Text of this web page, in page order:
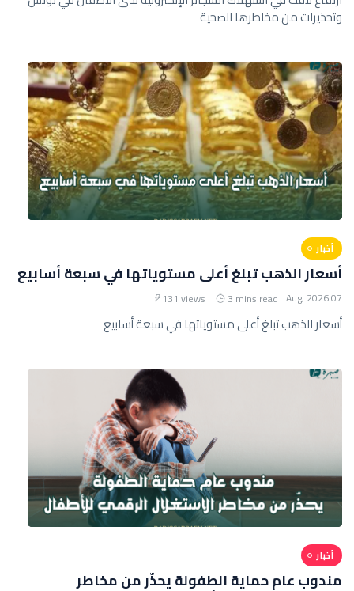
وتحذيرات من مخاطرها الصحية
أخبار
أسعار الذهب تبلغ أعلى مستوياتها في سبعة أسابيع
07 Aug, 2026
3 mins read
131 views
أسعار الذهب تبلغ أعلى مستوياتها في سبعة أسابيع
أخبار
مندوب عام حماية الطفولة يحذّر من مخاطر